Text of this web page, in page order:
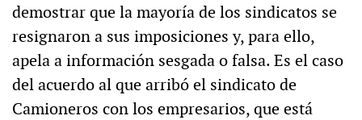
demostrar que la mayoría de los sindicatos se
resignaron a sus imposiciones y, para ello,
apela a información sesgada o falsa. Es el caso
del acuerdo al que arribó el sindicato de
Camioneros con los empresarios, que está